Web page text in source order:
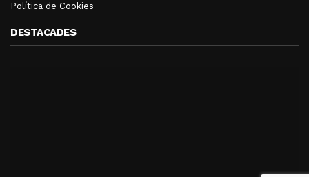
Política de Cookies
DESTACADES